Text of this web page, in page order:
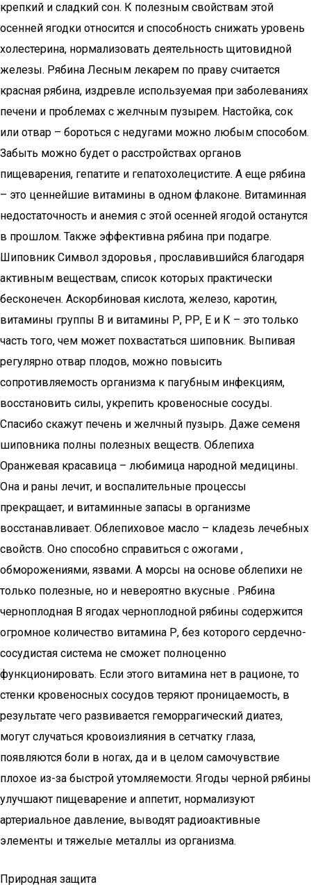
крепкий и сладкий сон. К полезным свойствам этой
осенней ягодки относится и способность снижать уровень
холестерина, нормализовать деятельность щитовидной
железы. Рябина Лесным лекарем по праву считается
красная рябина, издревле используемая при заболеваниях
печени и проблемах с желчным пузырем. Настойка, сок
или отвар – бороться с недугами можно любым способом.
Забыть можно будет о расстройствах органов
пищеварения, гепатите и гепатохолецистите. А еще рябина
– это ценнейшие витамины в одном флаконе. Витаминная
недостаточность и анемия с этой осенней ягодой останутся
в прошлом. Также эффективна рябина при подагре.
Шиповник Символ здоровья , прославившийся благодаря
активным веществам, список которых практически
бесконечен. Аскорбиновая кислота, железо, каротин,
витамины группы В и витамины Р, РР, Е и К – это только
часть того, чем может похвастаться шиповник. Выпивая
регулярно отвар плодов, можно повысить
сопротивляемость организма к пагубным инфекциям,
восстановить силы, укрепить кровеносные сосуды.
Спасибо скажут печень и желчный пузырь. Даже семеня
шиповника полны полезных веществ. Облепиха
Оранжевая красавица – любимица народной медицины.
Она и раны лечит, и воспалительные процессы
прекращает, и витаминные запасы в организме
восстанавливает. Облепиховое масло – кладезь лечебных
свойств. Оно способно справиться с ожогами ,
обморожениями, язвами. А морсы на основе облепихи не
только полезные, но и невероятно вкусные . Рябина
черноплодная В ягодах черноплодной рябины содержится
огромное количество витамина Р, без которого сердечно-
сосудистая система не сможет полноценно
функционировать. Если этого витамина нет в рационе, то
стенки кровеносных сосудов теряют проницаемость, в
результате чего развивается геморрагический диатез,
могут случаться кровоизлияния в сетчатку глаза,
появляются боли в ногах, да и в целом самочувствие
плохое из-за быстрой утомляемости. Ягоды черной рябины
улучшают пищеварение и аппетит, нормализуют
артериальное давление, выводят радиоактивные
элементы и тяжелые металлы из организма.
Природная защита